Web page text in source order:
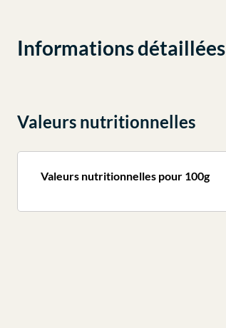
Informations détaillées
Valeurs nutritionnelles
Valeurs nutritionnelles pour 100g